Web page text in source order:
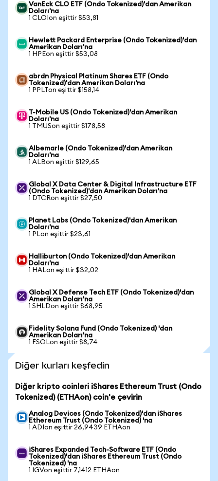
VanEck CLO ETF (Ondo Tokenized)'dan Amerikan
Doları'na
1 CLOIon eşittir $53,81
Hewlett Packard Enterprise (Ondo Tokenized)'dan
Amerikan Doları'na
1 HPEon eşittir $53,08
abrdn Physical Platinum Shares ETF (Ondo
Tokenized)'dan Amerikan Doları'na
1 PPLTon eşittir $158,14
T-Mobile US (Ondo Tokenized)'dan Amerikan
Doları'na
1 TMUSon eşittir $178,58
Albemarle (Ondo Tokenized)'dan Amerikan
Doları'na
1 ALBon eşittir $129,65
Global X Data Center & Digital Infrastructure ETF
(Ondo Tokenized)'dan Amerikan Doları'na
1 DTCRon eşittir $27,50
Planet Labs (Ondo Tokenized)'dan Amerikan
Doları'na
1 PLon eşittir $23,61
Halliburton (Ondo Tokenized)'dan Amerikan
Doları'na
1 HALon eşittir $32,02
Global X Defense Tech ETF (Ondo Tokenized)'dan
Amerikan Doları'na
1 SHLDon eşittir $68,95
Fidelity Solana Fund (Ondo Tokenized) 'dan
Amerikan Doları'na
1 FSOLon eşittir $8,74
Diğer kurları keşfedin
Diğer kripto coinleri iShares Ethereum Trust (Ondo
Tokenized) (ETHAon) coin'e çevirin
Analog Devices (Ondo Tokenized)'dan iShares
Ethereum Trust (Ondo Tokenized) 'na
1 ADIon eşittir 26,9439 ETHAon
iShares Expanded Tech-Software ETF (Ondo
Tokenized)'dan iShares Ethereum Trust (Ondo
Tokenized) 'na
1 IGVon eşittir 7,1412 ETHAon